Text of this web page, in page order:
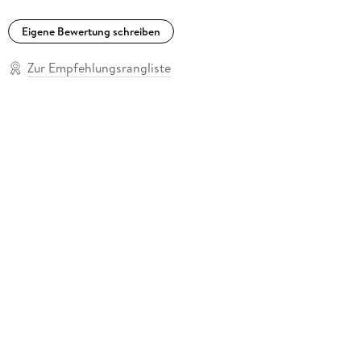
Eigene Bewertung schreiben
Zur Empfehlungsrangliste